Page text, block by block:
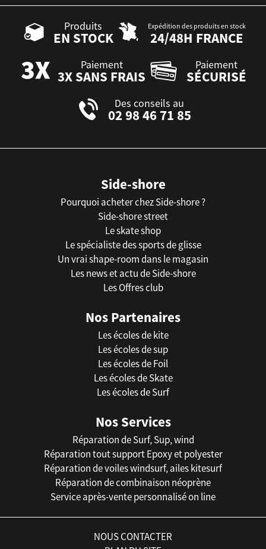
Produits
EN STOCK
Expédition des produits en stock
24/48H FRANCE
Paiement
3X SANS FRAIS
Paiement
SÉCURISÉ
Des conseils au
02 98 46 71 85
Side-shore
Pourquoi acheter chez Side-shore ?
Side-shore street
Le skate shop
Le spécialiste des sports de glisse
Un vrai shape-room dans le magasin
Les news et actu de Side-shore
Les Offres club
Nos Partenaires
Les écoles de kite
Les écoles de sup
Les écoles de Foil
Les écoles de Skate
Les écoles de Surf
Nos Services
Réparation de Surf, Sup, wind
Réparation tout support Epoxy et polyester
Réparation de voiles windsurf, ailes kitesurf
Réparation de combinaison néoprène
Service après-vente personnalisé on line
NOUS CONTACTER